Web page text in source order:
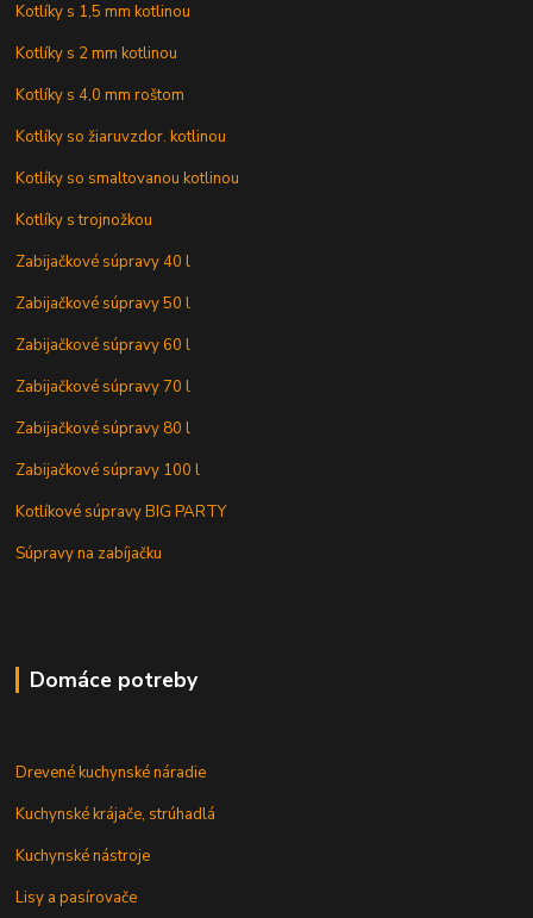
Kotlíky s 1,5 mm kotlinou
Kotlíky s 2 mm kotlinou
Kotlíky s 4,0 mm roštom
Kotlíky so žiaruvzdor. kotlinou
Kotlíky so smaltovanou kotlinou
Kotlíky s trojnožkou
Zabijačkové súpravy 40 l
Zabijačkové súpravy 50 l
Zabijačkové súpravy 60 l
Zabijačkové súpravy 70 l
Zabijačkové súpravy 80 l
Zabijačkové súpravy 100 l
Kotlíkové súpravy BIG PARTY
Súpravy na zabíjačku
Domáce potreby
Drevené kuchynské náradie
Kuchynské krájače, strúhadlá
Kuchynské nástroje
Lisy a pasírovače